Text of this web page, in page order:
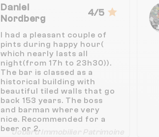
Daniel
Nordberg
4/5
I had a pleasant couple of
pints during happy hour(
which nearly lasts all
night(from 17h to 23h30)).
The bar is classed as a
historical building with
beautiful tiled walls that go
back 153 years. The boss
and barman where very
nice. Recommended for a
beer or 2.
Jobard Immobilier Patrimoine